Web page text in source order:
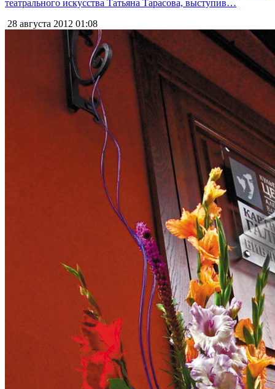
театрального искусства Татьяна Тарасова, выступив…
28 августа 2012 01:08